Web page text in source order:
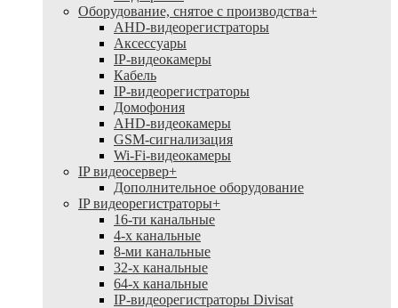
Оборудование, снятое с производства+
AHD-видеорегистраторы
Аксессуары
IP-видеокамеры
Кабель
IP-видеорегистраторы
Домофония
AHD-видеокамеры
GSM-сигнализация
Wi-Fi-видеокамеры
IP видеосервер+
Дополнительное оборудование
IP видеорегистраторы+
16-ти канальные
4-х канальные
8-ми канальные
32-х канальные
64-х канальные
IP-видеорегистраторы Divisat